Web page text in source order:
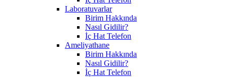
Laboratuvarlar
Birim Hakkında
Nasıl Gidilir?
İç Hat Telefon
Ameliyathane
Birim Hakkında
Nasıl Gidilir?
İç Hat Telefon